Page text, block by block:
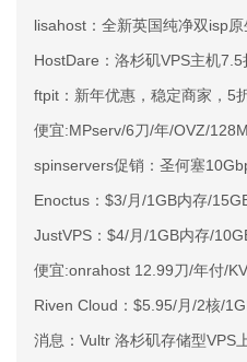
lisahost：全新英国纯净双isp
HostDare：洛杉矶VPS主机
ftpit：新年优惠，稳定商家，5
便宜:MPserv/6刀/年/OVZ/
spinservers促销：圣何塞
Enoctus：$3/月/1GB内存/
JustVPS：$4/月/1GB内存/
便宜:onrahost 12.99刀/年付/
Riven Cloud：$5.95/月/2核/
消息：Vultr 洛杉矶存储型VPS